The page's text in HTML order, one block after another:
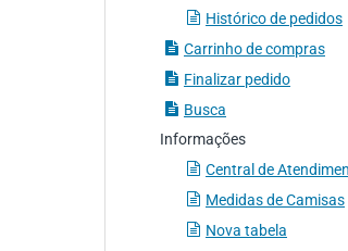
Histórico de pedidos
Carrinho de compras
Finalizar pedido
Busca
Informações
Central de
Medidas de Camisas
Nova tabela